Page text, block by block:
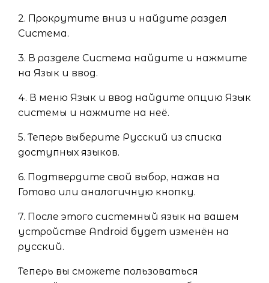
2. Прокрутите вниз и найдите раздел
Система.
3. В разделе Система найдите и нажмите
на Язык и ввод.
4. В меню Язык и ввод найдите опцию Язык
системы и нажмите на неё.
5. Теперь выберите Русский из списка
доступных языков.
6. Подтвердите свой выбор, нажав на
Готово или аналогичную кнопку.
7. После этого системный язык на вашем
устройстве Android будет изменён на
русский.
Теперь вы сможете пользоваться